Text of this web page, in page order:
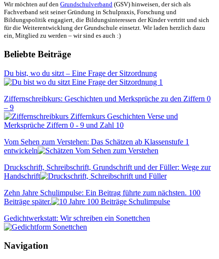
Wir möchten auf den Grundschulverband (GSV) hinweisen, der sich als
Fachverband seit seiner Gründung in Schulpraxis, Forschung und
Bildungspolitik engagiert, die Bildungsinteressen der Kinder vertritt und sich
für die Weiterentwicklung der Grundschule einsetzt. Wir laden herzlich dazu
ein, Mitglied zu werden – wir sind es auch :)
Beliebte Beiträge
Du bist, wo du sitzt – Eine Frage der Sitzordnung
Ziffernschreibkurs: Geschichten und Merksprüche zu den Ziffern 0
– 9
Vom Sehen zum Verstehen: Das Schätzen ab Klassenstufe 1
entwickeln
Druckschrift, Schreibschrift, Grundschrift und der Füller: Wege zur
Handschrift
Zehn Jahre Schulimpulse: Ein Beitrag führte zum nächsten. 100
Beiträge später.
Gedichtwerkstatt: Wir schreiben ein Sonettchen
Navigation